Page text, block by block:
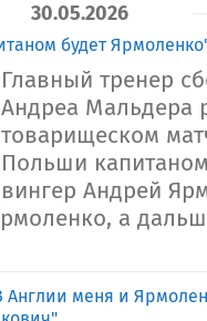
30.05.2026
будет
Главный тренер
Андреа Мальдера
товарищеском
Польши
вингер Андрей
а
меня и